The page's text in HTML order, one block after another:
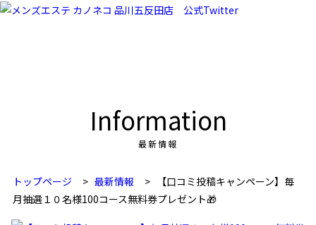
最新情報
Information
トップページ > 最新情報 >
【口コミ投稿キャンペーン】毎
月抽選１０名様100コース無料券プレゼント🎁